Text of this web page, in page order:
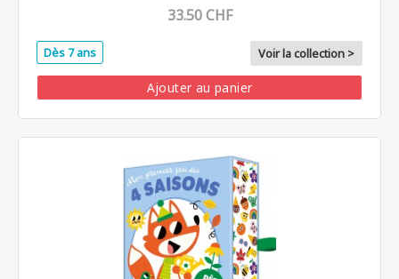
33.50 CHF
Dès 7 ans Voir la collection >
Ajouter au panier